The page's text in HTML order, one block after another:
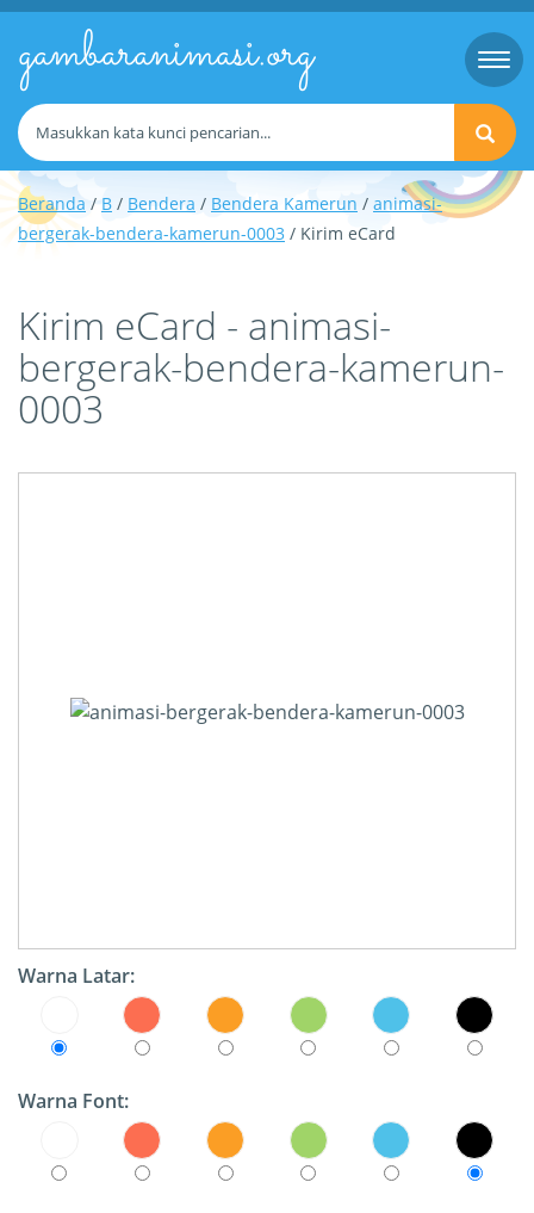
gambaranimasi.org
Beranda /B / Bendera / Bendera Kamerun / animasi-
bergerak-bendera-kamerun-0003 / Kirim eCard
Kirim eCard - animasi-
bergerak-bendera-kamerun-
0003
Warna Latar:
Warna Font: